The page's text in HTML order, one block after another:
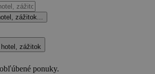
zážitok...
zážitok
ponuky.